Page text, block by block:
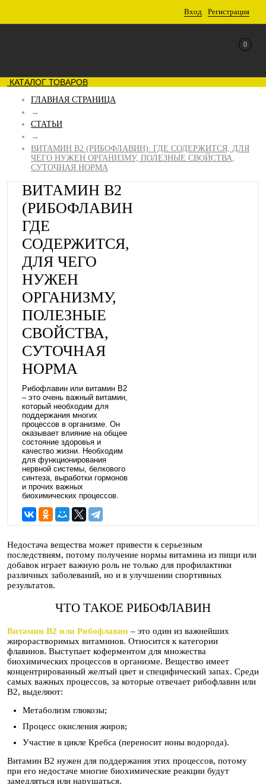
Вход Регистрация
0
КАТАЛОГ ТОВАРОВ
ГЛАВНАЯ СТРАНИЦА
→
СТАТЬИ
→
ВИТАМИН B2 (РИБОФЛАВИН): ГДЕ СОДЕРЖИТСЯ, ДЛЯ
ЧЕГО НУЖЕН ОРГАНИЗМУ, ПОЛЕЗНЫЕ СВОЙСТВА,
СУТОЧНАЯ НОРМА
ВИТАМИН B2
(РИБОФЛАВИН):
ГДЕ
СОДЕРЖИТСЯ,
ДЛЯ ЧЕГО
НУЖЕН
ОРГАНИЗМУ,
ПОЛЕЗНЫЕ
СВОЙСТВА,
СУТОЧНАЯ
НОРМА
Рибофлавин или витамин B2
– это очень важный витамин,
который необходим для
поддержания многих
процессов в организме. Он
оказывает влияние на общее
состояние здоровья и
качество жизни. Необходим
для функционирования
нервной системы, белкового
синтеза, выработки гормонов
и прочих важных
биохимических процессов.
Недостача вещества может привести к серьезным
последствиям, потому получение нормы витамина из пищи или
добавок играет важную роль не только для профилактики
различных заболеваний, но и в улучшении спортивных
результатов.
ЧТО ТАКОЕ РИБОФЛАВИН
Витамин B2 или Рибофлавин – это один из важнейших
жирорастворимых витаминов. Относится к категории
флавинов. Выступает коферментом для множества
биохимических процессов в организме. Вещество имеет
концентрированный желтый цвет и специфический запах. Среди
самых важных процессов, за которые отвечает рибофлавин или
B2, выделяют:
Метаболизм глюкозы;
Процесс окисления жиров;
Участие в цикле Кребса (переносит ионы водорода).
Витамин B2 нужен для поддержания этих процессов, потому
при его недостаче многие биохимические реакции будут
замедляться или нарушаться.